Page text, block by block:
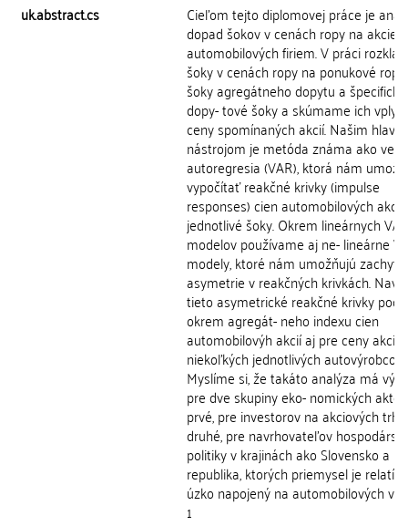
uk.abstract.cs
Cieľom tejto diplomovej práce je
dopad šokov v cenách ropy na akcie
automobilových firiem. V práci
šoky v cenách ropy na ponukové
šoky agregátneho dopytu a
dopy- tové šoky a skúmame ich
ceny spomínaných akcií. Našim
nástrojom je metóda známa ako
autoregresia (VAR), ktorá nám
vypočítať reakčné krivky (impulse
responses) cien automobilových akcií
jednotlivé šoky. Okrem lineárnych
modelov používame aj ne- lineárne
modely, ktoré nám umožňujú zachytiť
asymetrie v reakčných krivkách.
tieto asymetrické reakčné krivky
okrem agregát- neho indexu cien
automobilovýh akcií aj pre ceny akcií
niekoľkých jednotlivých autovýrobcov.
Myslíme si, že takáto analýza má
pre dve skupiny eko- nomických
prvé, pre investorov na akciových
druhé, pre navrhovateľov
politiky v krajinách ako Slovensko a
republika, ktorých priemysel je
úzko napojený na automobilových
1